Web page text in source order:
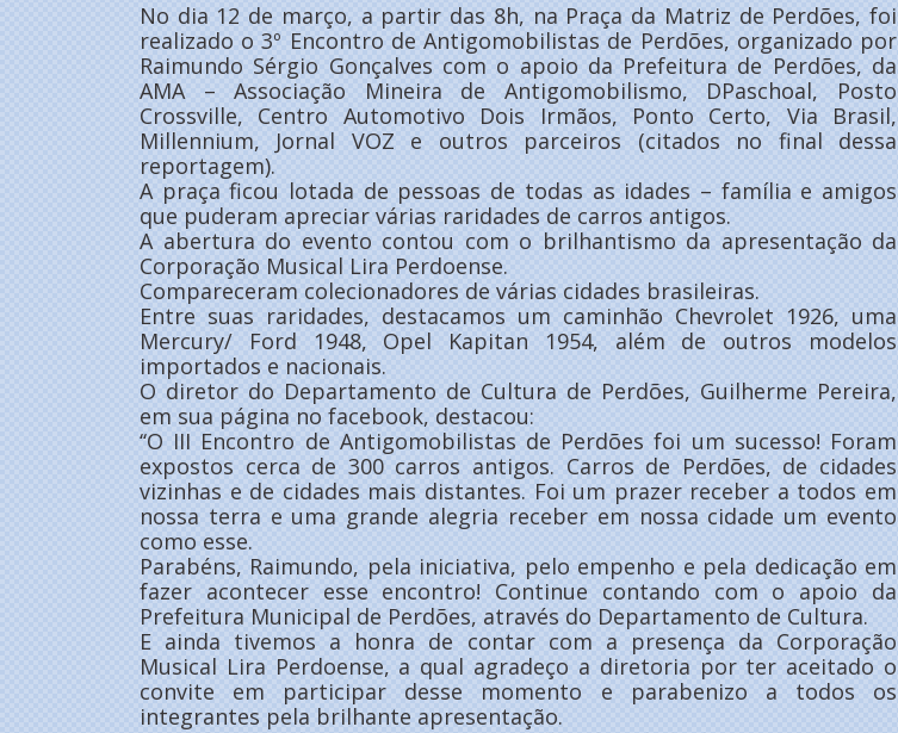
No dia 12 de março, a partir das 8h, na Praça da Matriz de Perdões, foi
realizado o 3º Encontro de Antigomobilistas de Perdões, organizado por
Raimundo Sérgio Gonçalves com o apoio da Prefeitura de Perdões, da
AMA – Associação Mineira de Antigomobilismo, DPaschoal, Posto
Crossville, Centro Automotivo Dois Irmãos, Ponto Certo, Via Brasil,
Millennium, Jornal VOZ e outros parceiros (citados no final dessa
reportagem).
A praça ficou lotada de pessoas de todas as idades – família e amigos
que puderam apreciar várias raridades de carros antigos.
A abertura do evento contou com o brilhantismo da apresentação da
Corporação Musical Lira Perdoense.
Compareceram colecionadores de várias cidades brasileiras.
Entre suas raridades, destacamos um caminhão Chevrolet 1926, uma
Mercury/ Ford 1948, Opel Kapitan 1954, além de outros modelos
importados e nacionais.
O diretor do Departamento de Cultura de Perdões, Guilherme Pereira,
em sua página no facebook, destacou:
‘‘O III Encontro de Antigomobilistas de Perdões foi um sucesso! Foram
expostos cerca de 300 carros antigos. Carros de Perdões, de cidades
vizinhas e de cidades mais distantes. Foi um prazer receber a todos em
nossa terra e uma grande alegria receber em nossa cidade um evento
como esse.
Parabéns, Raimundo, pela iniciativa, pelo empenho e pela dedicação em
fazer acontecer esse encontro! Continue contando com o apoio da
Prefeitura Municipal de Perdões, através do Departamento de Cultura.
E ainda tivemos a honra de contar com a presença da Corporação
Musical Lira Perdoense, a qual agradeço a diretoria por ter aceitado o
convite em participar desse momento e parabenizo a todos os
integrantes pela brilhante apresentação.